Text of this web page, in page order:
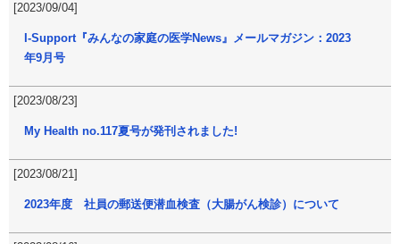
[2023/09/04]
I-Support『みんなの家庭の医学News』メールマガジン：2023
年9月号
[2023/08/23]
My Health no.117夏号が発刊されました!
[2023/08/21]
2023年度 社員の郵送便潜血検査（大腸がん検診）について